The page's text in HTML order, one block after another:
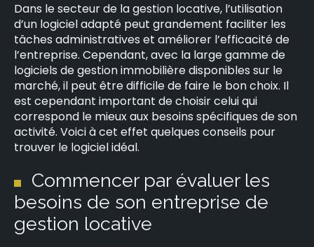
Dans le secteur de la gestion locative, l’utilisation
d’un logiciel adapté peut grandement faciliter les
tâches administratives et améliorer l’efficacité de
l’entreprise. Cependant, avec la large gamme de
logiciels de gestion immobilière disponibles sur le
marché, il peut être difficile de faire le bon choix. Il
est cependant important de choisir celui qui
correspond le mieux aux besoins spécifiques de son
activité. Voici à cet effet quelques conseils pour
trouver le logiciel idéal.
Commencer par évaluer les
besoins de son entreprise de
gestion locative